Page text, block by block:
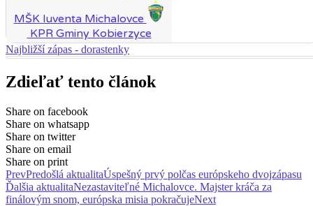
MŠK Iuventa Michalovce
KPR Gminy Kobierzyce
Najbližší zápas - dorastenky
Zdieľať tento článok
Share on facebook
Share on whatsapp
Share on twitter
Share on email
Share on print
PrevPredošlá aktualitaÚspešný prvý polčas európskeho dvojzápasu
Ďalšia aktualitaNezastaviteľné Michalovce. Majster kráča za
finálovým snom, európska misia pokračujeNext